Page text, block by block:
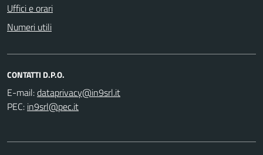
Uffici e orari
Numeri utili
CONTATTI D.P.O.
E-mail:
PEC: